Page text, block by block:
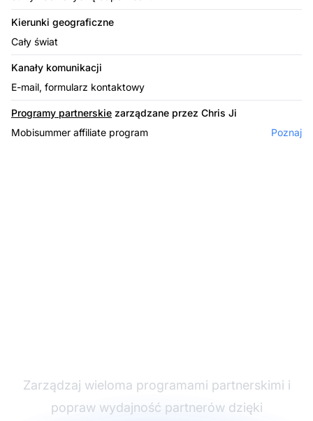
Kierunki geograficzne
Cały świat
Kanały komunikacji
E-mail, formularz kontaktowy
Programy partnerskie zarządzane przez Chris Ji
Mobisummer affiliate program
Poznaj
Zarządzaj wieloma programami partnerskimi i
popraw wydajność partnerów dzięki